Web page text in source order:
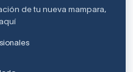
de tu nueva mampara,